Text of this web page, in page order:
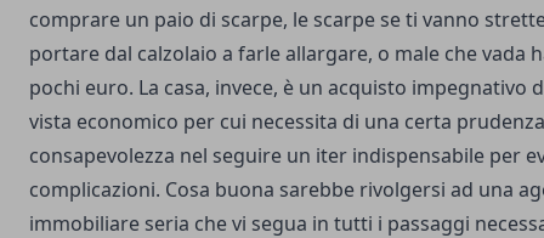
comprare un paio di scarpe, le scarpe se ti vanno
portare dal calzolaio a farle allargare, o male che vada
pochi euro. La casa, invece, è un acquisto impegnativo
vista economico per cui necessita di una certa
consapevolezza nel seguire un iter indispensabile per
complicazioni. Cosa buona sarebbe rivolgersi ad una
immobiliare seria che vi segua in tutti i passaggi